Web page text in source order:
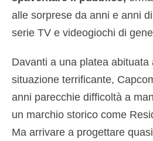
alle sorprese da anni e anni
serie TV e videogiochi di
Davanti a una platea abituata
situazione terrificante,
anni parecchie difficoltà a
un marchio storico come
Ma arrivare a progettare